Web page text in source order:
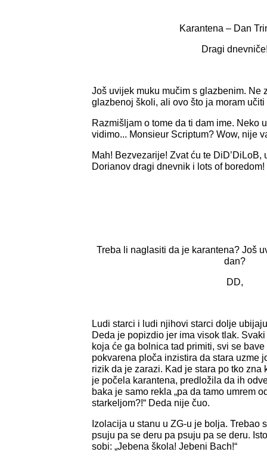
Karantena – Dan
Dragi
Još uvijek muku mučim s glazbenim. Ne
glazbenoj školi, ali ovo što ja moram
Razmišljam o tome da ti dam ime. Neko
vidimo... Monsieur Scriptum? Wow, nije
Mah! Bezvezarije! Zvat ću te DiD’DiLoB,
Dorianov dragi dnevnik i lots of boredom!
Treba li naglasiti da je karantena? Još
dan?
DD,
Ludi starci i ludi njihovi starci dolje
Deda je popizdio jer ima visok tlak.
koja će ga bolnica tad primiti, svi se bave
pokvarena ploča inzistira da stara uzme
rizik da je zarazi. Kad je stara po tko zna
je počela karantena, predložila da ih
baka je samo rekla „pa da tamo umrem
starkeljom?!“ Deda nije čuo.
Izolacija u stanu u ZG-u je bolja. Trebao
psuju pa se deru pa psuju pa se deru.
sobi: „Jebena škola! Jebeni Bach!“